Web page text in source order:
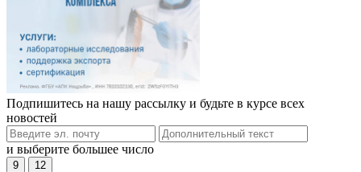
Подпишитесь на нашу рассылку и будьте в курсе всех
новостей
и выберите большее число
9 12